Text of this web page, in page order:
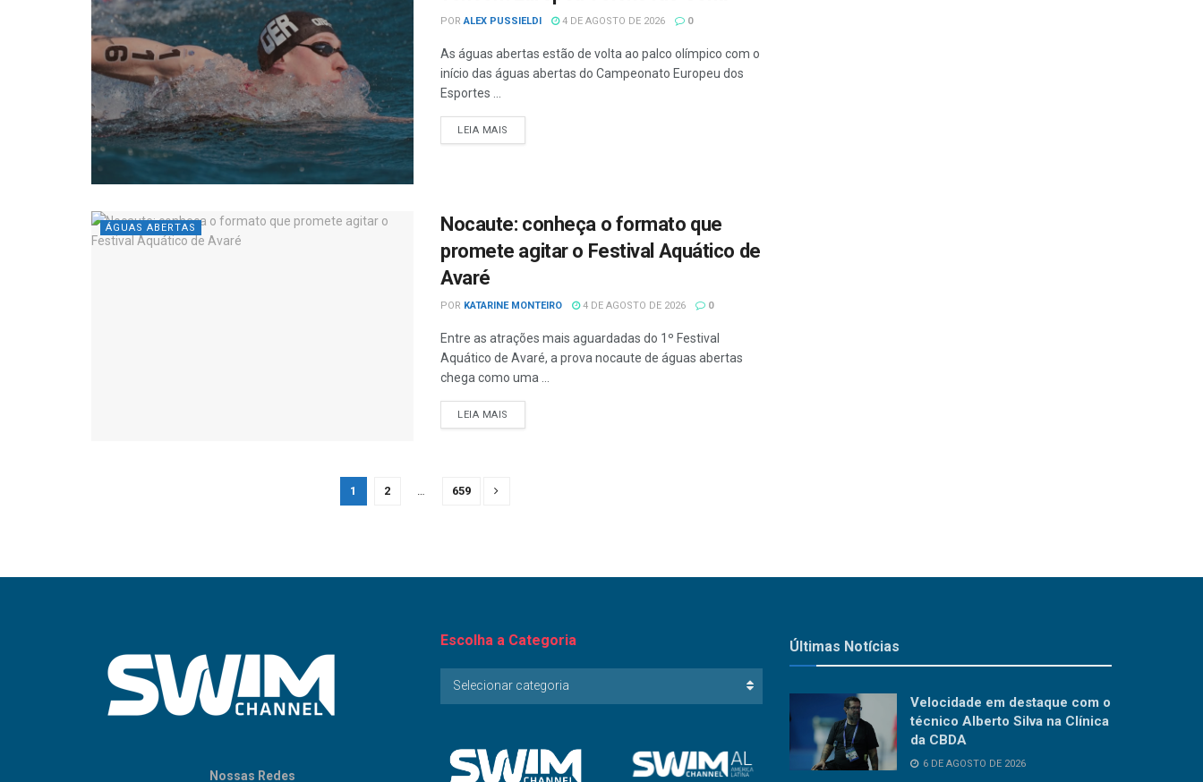
POR ALEX PUSSIELDI 4 DE AGOSTO DE 2026 0
As águas abertas estão de volta ao palco olímpico com o
início das águas abertas do Campeonato Europeu dos
Esportes ...
LEIA MAIS
ÁGUAS ABERTAS
Nocaute: conheça o formato que
promete agitar o Festival Aquático de
Avaré
POR KATARINE MONTEIRO 4 DE AGOSTO DE 2026 0
Entre as atrações mais aguardadas do 1º Festival
Aquático de Avaré, a prova nocaute de águas abertas
chega como uma ...
LEIA MAIS
1 2 659
Nossas Redes
Escolha a Categoria
Escolha
Selecionar categoria
Últimas Notícias
Velocidade em destaque com o
técnico Alberto Silva na Clínica
da CBDA
6 DE AGOSTO DE 2026